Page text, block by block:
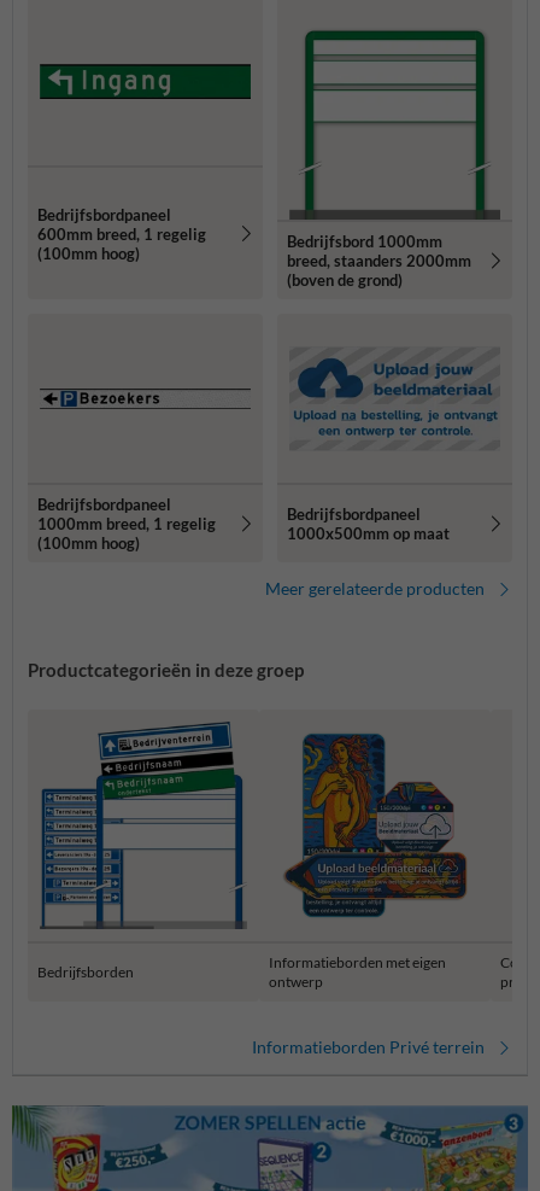
Bedrijfsbordpaneel
600mm breed, 1 regelig
(100mm hoog)
Bedrijfsbord 1000mm
breed, staanders 2000mm
(boven de grond)
Bedrijfsbordpaneel
1000mm breed, 1 regelig
(100mm hoog)
Bedrijfsbordpaneel
1000x500mm op maat
Meer gerelateerde producten
Productcategorieën in deze groep
Bedrijfsborden
Informatieborden met eigen
ontwerp
Informatieborden Privé terrein